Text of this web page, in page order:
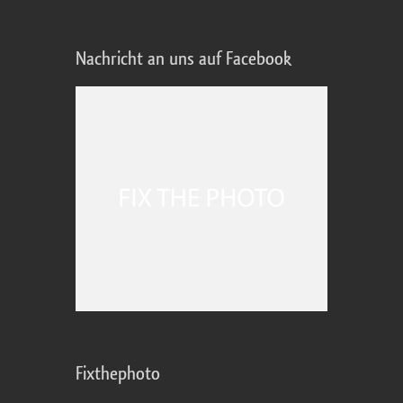
Nachricht an uns auf Facebook
Fixthephoto